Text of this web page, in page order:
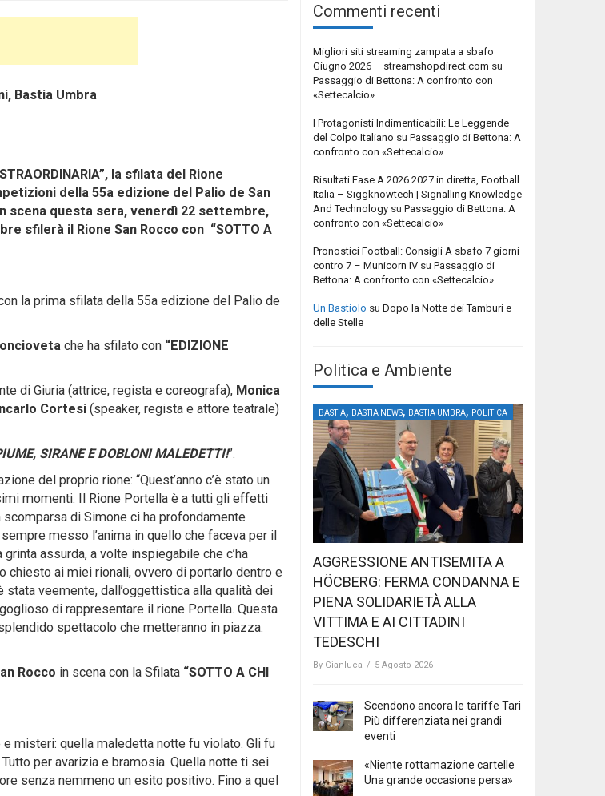
Bastia Umbra
la sfilata del Rione
della 55a edizione del Palio de San
scena questa sera, venerdì 22 settembre,
sfilerà il Rione San Rocco con “SOTTO A
la prima sfilata della 55a edizione del Palio de
che ha sfilato con “EDIZIONE
di Giuria (attrice, regista e coreografa), Monica
Cortesi (speaker, regista e attore teatrale)
SIRANE E DOBLONI MALEDETTI!”.
del proprio rione: “Quest’anno c’è stato un
momenti. Il Rione Portella è a tutti gli effetti
di Simone ci ha profondamente
messo l’anima in quello che faceva per il
assurda, a volte inspiegabile che c’ha
chiesto ai miei rionali, ovvero di portarlo dentro e
veemente, dall’oggettistica alla qualità dei
di rappresentare il rione Portella. Questa
spettacolo che metteranno in piazza.
Rocco in scena con la Sfilata “SOTTO A CHI
e misteri: quella maledetta notte fu violato. Gli fu
per avarizia e bramosia. Quella notte ti sei
senza nemmeno un esito positivo. Fino a quel
Commenti recenti
Migliori siti streaming zampata a sbafo
Giugno 2026 – streamshopdirect.com su
Passaggio di Bettona: A confronto con
«Settecalcio»
I Protagonisti Indimenticabili: Le Leggende
del Colpo Italiano su Passaggio di Bettona: A
confronto con «Settecalcio»
Risultati Fase A 2026 2027 in diretta, Football
Italia – Siggknowtech | Signalling Knowledge
And Technology su Passaggio di Bettona: A
confronto con «Settecalcio»
Pronostici Football: Consigli A sbafo 7 giorni
contro 7 – Municorn IV su Passaggio di
Bettona: A confronto con «Settecalcio»
Un Bastiolo su Dopo la Notte dei Tamburi e
delle Stelle
Politica e Ambiente
BASTIA, BASTIA NEWS, BASTIA UMBRA, POLITICA
AGGRESSIONE ANTISEMITA A
HÖCBERG: FERMA CONDANNA E
PIENA SOLIDARIETÀ ALLA
VITTIMA E AI CITTADINI
TEDESCHI
By Gianluca / 5 Agosto 2026
Scendono ancora le tariffe Tari
Più differenziata nei grandi
eventi
«Niente rottamazione cartelle
Una grande occasione persa»